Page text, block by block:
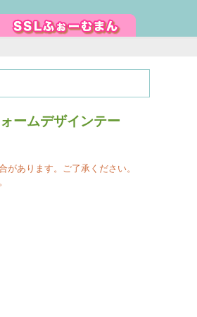
ームデザインテー
があります。ご了承ください。